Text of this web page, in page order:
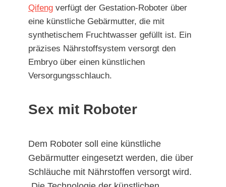
Qifeng verfügt der Gestation-Roboter über
eine künstliche Gebärmutter, die mit
synthetischem Fruchtwasser gefüllt ist. Ein
präzises Nährstoffsystem versorgt den
Embryo über einen künstlichen
Versorgungsschlauch.
Sex mit Roboter
Dem Roboter soll eine künstliche
Gebärmutter eingesetzt werden, die über
Schläuche mit Nährstoffen versorgt wird.